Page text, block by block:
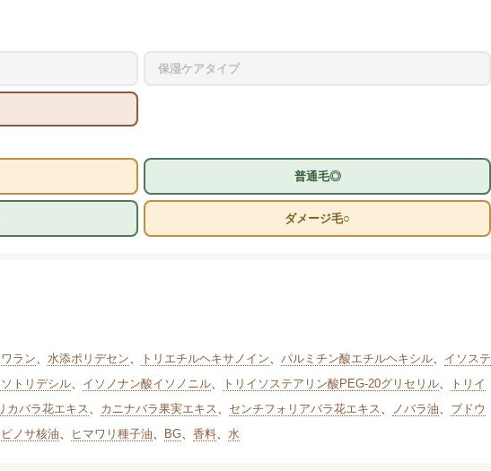
保湿ケアタイプ
普通毛◎
ダメージ毛○
ラン、 水添ポリデセン、 トリエチルヘキサノイン、 パルミチン酸エチルヘキシル、 イソステ
トリデシル、 イソノナン酸イソノニル、 トリイソステアリン酸PEG-20グリセリル、
トリイ
カバラ花エキス、 カニナバラ果実エキス、 センチフォリアバラ花エキス、 ノバラ油、 ブドウ
ノサ核油、 ヒマワリ種子油、 BG、 香料、 水